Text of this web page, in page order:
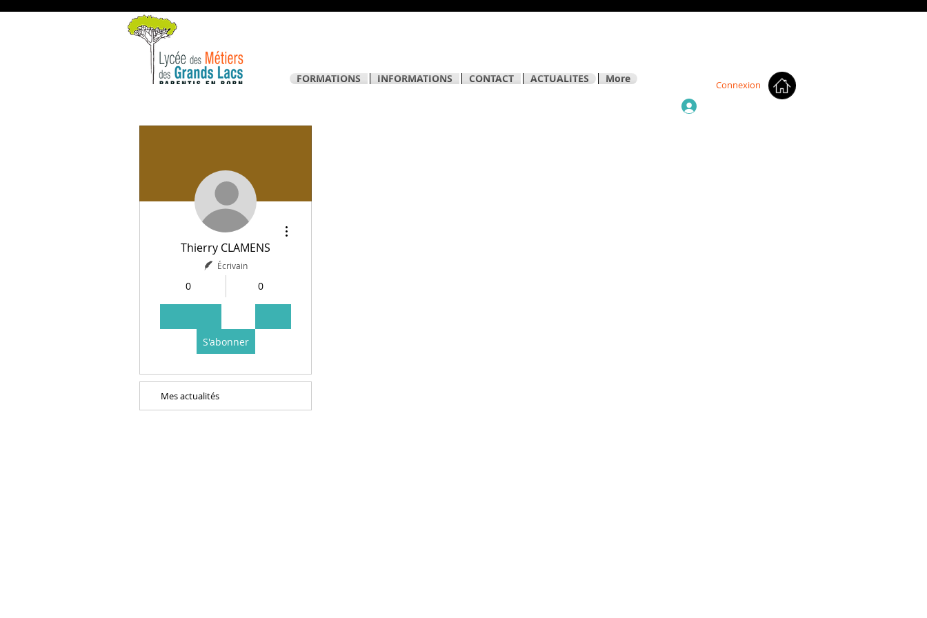
Connexion
Mes actualités
Thierry CLAMENS
Écrivain
0 Abonnés
0
S'abonner
Plus d'actions
FORMATIONS INFORMATIONS CONTACT ACTUALITES More